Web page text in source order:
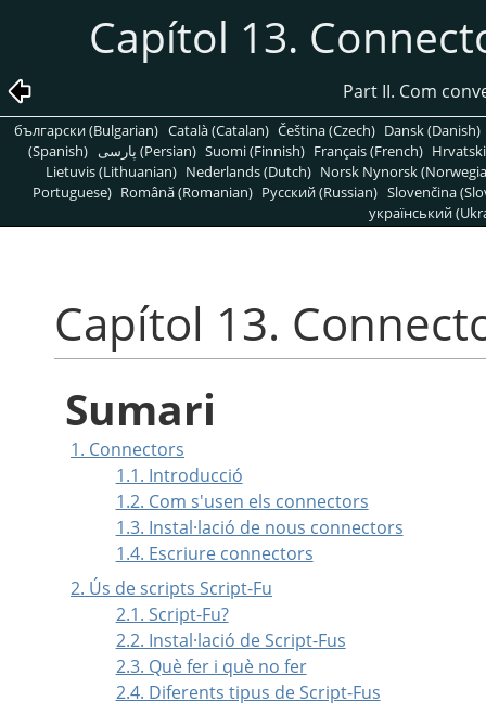
Capítol 13.
Part II. Com
български (Bulgarian) Català (Catalan) Čeština (Czech) Dansk (Danish)
(Spanish)
پارسی (Persian) Suomi (Finnish) Français (French)
Lietuvis (Lithuanian) Nederlands (Dutch) Norsk Nynorsk
Portuguese) Română (Romanian) Pусский (Russian) Slovenčina
український
Capítol 13.
Sumari
1. Connectors
1.1. Introducció
1.2. Com s'usen els connectors
1.3. Instal·lació de nous connectors
1.4. Escriure connectors
2. Ús de scripts Script-Fu
2.1. Script-Fu?
2.2. Instal·lació de Script-Fus
2.3. Què fer i què no fer
2.4. Diferents tipus de Script-Fus